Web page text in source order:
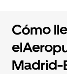
Cómo
Madrid-